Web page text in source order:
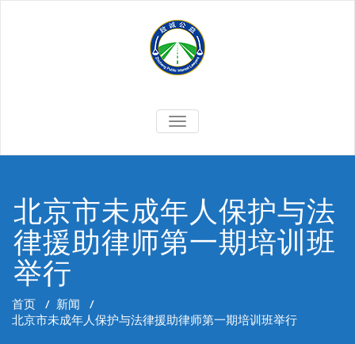
切
换
北京市未成年人保护与法
律援助律师第一期培训班
举行
首页 / 新闻 /
北京市未成年人保护与法律援助律师第一期培训班举行